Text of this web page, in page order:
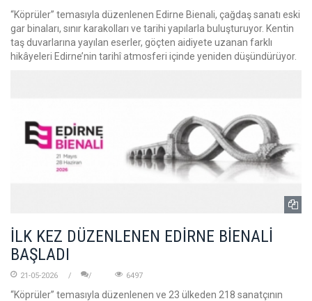
“Köprüler” temasıyla düzenlenen Edirne Bienali, çağdaş sanatı eski
gar binaları, sınır karakolları ve tarihi yapılarla buluşturuyor. Kentin
taş duvarlarına yayılan eserler, göçten aidiyete uzanan farklı
hikâyeleri Edirne’nin tarihî atmosferi içinde yeniden düşündürüyor.
İLK KEZ DÜZENLENEN EDİRNE BİENALİ
BAŞLADI
21-05-2026 6497
“Köprüler” temasıyla düzenlenen ve 23 ülkeden 218 sanatçının